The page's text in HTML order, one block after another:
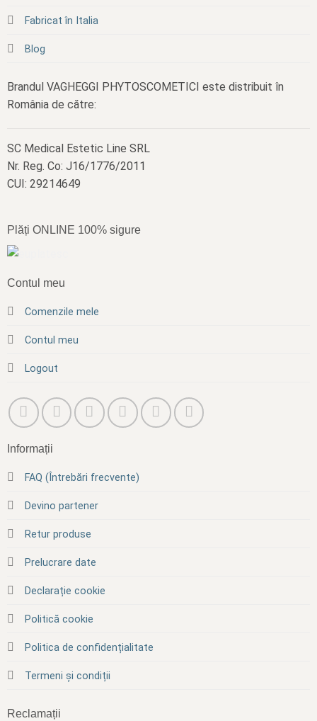
Fabricat în Italia
Blog
Brandul VAGHEGGI PHYTOSCOMETICI este distribuit în
România de către:
SC Medical Estetic Line SRL
Nr. Reg. Co: J16/1776/2011
CUI: 29214649
Plăți ONLINE 100% sigure
Contul meu
Comenzile mele
Contul meu
Logout
Informații
FAQ (Întrebări frecvente)
Devino partener
Retur produse
Prelucrare date
Declarație cookie
Politică cookie
Politica de confidențialitate
Termeni și condiții
Reclamații